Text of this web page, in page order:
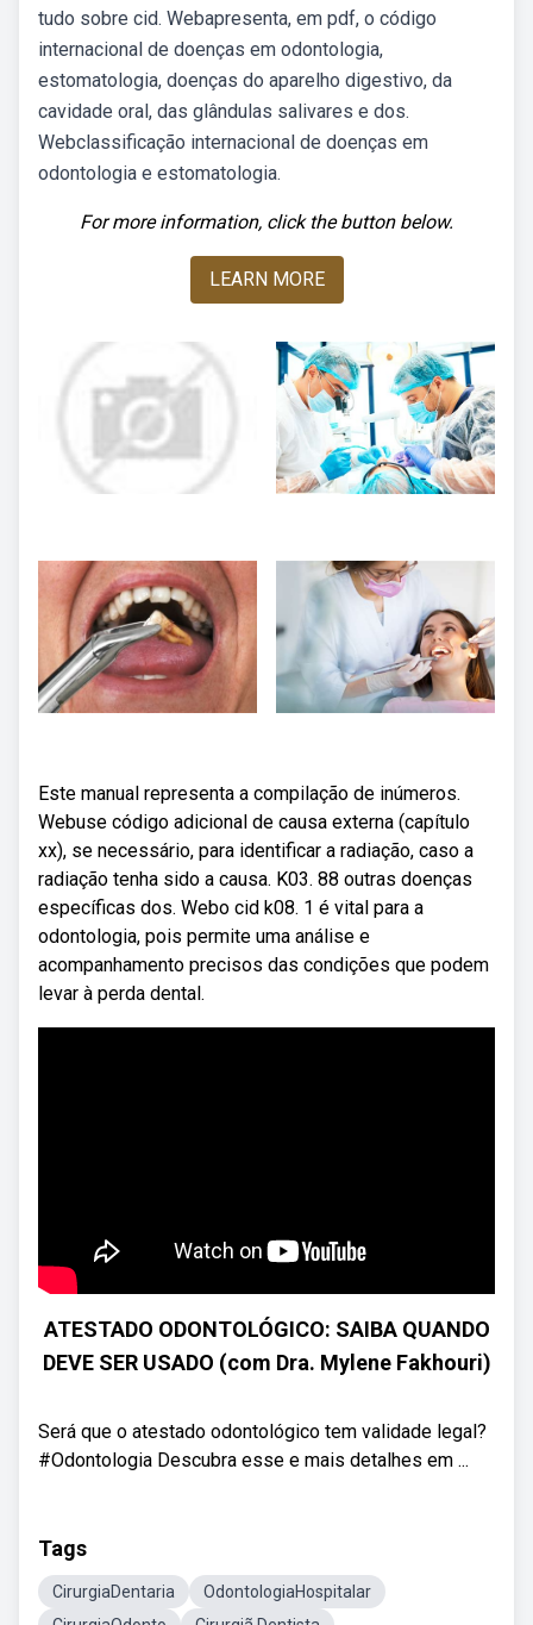
tudo sobre cid. Webapresenta, em pdf, o código
internacional de doenças em odontologia,
estomatologia, doenças do aparelho digestivo, da
cavidade oral, das glândulas salivares e dos.
Webclassificação internacional de doenças em
odontologia e estomatologia.
For more information, click the button below.
LEARN MORE
Este manual representa a compilação de inúmeros.
Webuse código adicional de causa externa (capítulo
xx), se necessário, para identificar a radiação, caso a
radiação tenha sido a causa. K03. 88 outras doenças
específicas dos. Webo cid k08. 1 é vital para a
odontologia, pois permite uma análise e
acompanhamento precisos das condições que podem
levar à perda dental.
ATESTADO ODONTOLÓGICO: SAIBA QUANDO
DEVE SER USADO (com Dra. Mylene Fakhouri)
Será que o atestado odontológico tem validade legal?
#Odontologia Descubra esse e mais detalhes em ...
Tags
CirurgiaDentaria
OdontologiaHospitalar